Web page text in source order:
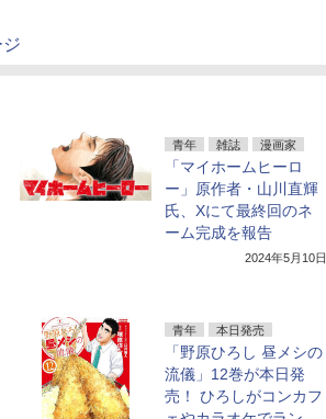
青年 雑誌 漫画家
「マイホームヒーロ
ー」原作者・山川直輝
氏、Xにて最終回のネ
ーム完成を報告
2024年5月10日
青年 本日発売
「野原ひろし 昼メシの
流儀」12巻が本日発
売！ ひろしがコンカフ